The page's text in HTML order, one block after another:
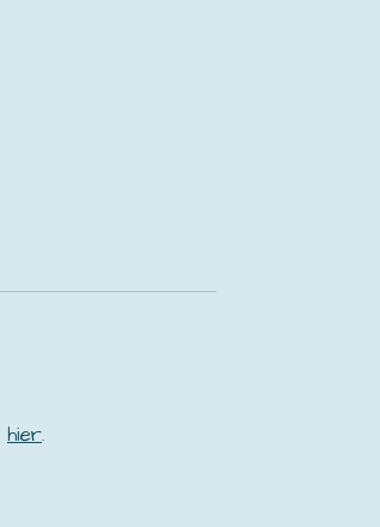
hier.